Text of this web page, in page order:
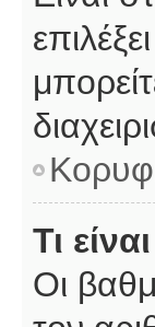
Τι
Οι